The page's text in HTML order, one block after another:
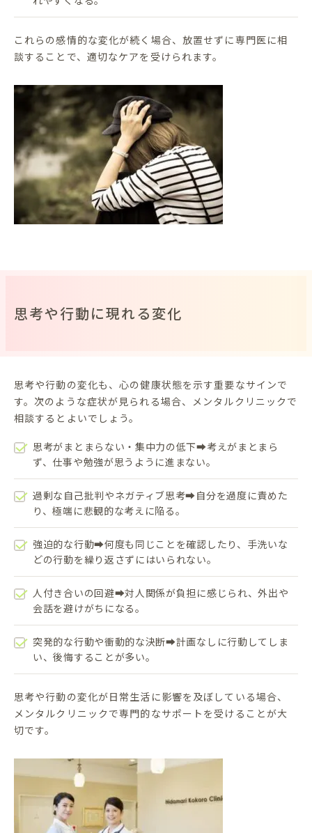
これらの感情的な変化が続く場合、放置せずに専門医に相
談することで、適切なケアを受けられます。
思考や行動に現れる変化
思考や行動の変化も、心の健康状態を示す重要なサインで
す。次のような症状が見られる場合、メンタルクリニックで
相談するとよいでしょう。
思考がまとまらない・集中力の低下➡考えがまとまら
ず、仕事や勉強が思うように進まない。
過剰な自己批判やネガティブ思考➡自分を過度に責めた
り、極端に悲観的な考えに陥る。
強迫的な行動➡何度も同じことを確認したり、手洗いな
どの行動を繰り返さずにはいられない。
人付き合いの回避➡対人関係が負担に感じられ、外出や
会話を避けがちになる。
突発的な行動や衝動的な決断➡計画なしに行動してしま
い、後悔することが多い。
思考や行動の変化が日常生活に影響を及ぼしている場合、
メンタルクリニックで専門的なサポートを受けることが大
切です。